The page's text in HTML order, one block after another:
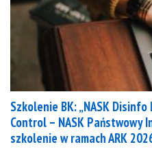
Szkolenie BK: „NASK
Control – NASK Państwowy
szkolenie w ramach ARK